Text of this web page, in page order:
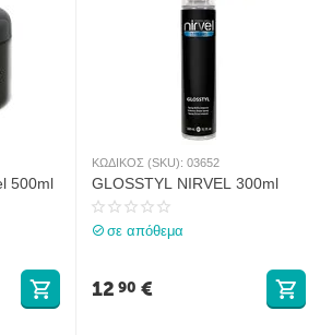
500ml
ΚΩΔΙΚΟΣ (SKU): 03652
GLOSSTYL NIRVEL 300ml
σε απόθεμα
12 90 €